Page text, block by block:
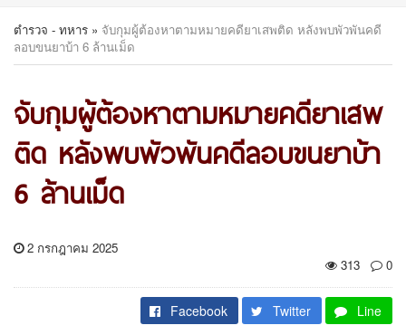
ตำรวจ - ทหาร » จับกุมผู้ต้องหาตามหมายคดียาเสพติด หลังพบพัวพันคดี
ลอบขนยาบ้า 6 ล้านเม็ด
จับกุมผู้ต้องหาตามหมายคดียาเสพ
ติด หลังพบพัวพันคดีลอบขนยาบ้า
6 ล้านเม็ด
2 กรกฎาคม 2025
313
0
Facebook Twitter Line